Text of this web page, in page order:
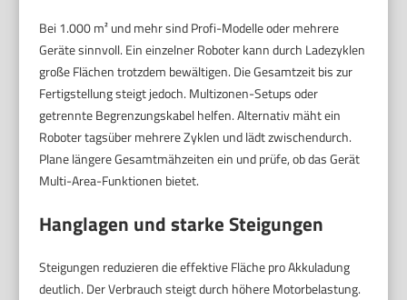
Bei 1.000 m² und mehr sind Profi-Modelle oder mehrere
Geräte sinnvoll. Ein einzelner Roboter kann durch Ladezyklen
große Flächen trotzdem bewältigen. Die Gesamtzeit bis zur
Fertigstellung steigt jedoch. Multizonen-Setups oder
getrennte Begrenzungskabel helfen. Alternativ mäht ein
Roboter tagsüber mehrere Zyklen und lädt zwischendurch.
Plane längere Gesamtmähzeiten ein und prüfe, ob das Gerät
Multi-Area-Funktionen bietet.
Hanglagen und starke Steigungen
Steigungen reduzieren die effektive Fläche pro Akkuladung
deutlich. Der Verbrauch steigt durch höhere Motorbelastung.